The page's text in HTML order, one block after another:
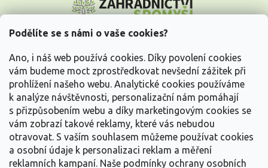
Podělíte se s námi o vaše cookies?
Ano, i náš web používá cookies. Díky povolení cookies
vám budeme moct zprostředkovat nevšední zážitek při
prohlížení našeho webu. Analytické cookies používáme
k analýze návštěvnosti, personalizační nám pomáhají
s přizpůsobením webu a díky marketingovým cookies se
vám zobrazí takové reklamy, které vás nebudou
otravovat. S vaším souhlasem můžeme používat cookies
a osobní údaje k personalizaci reklam a měření
reklamních kampaní. Naše podmínky ochrany osobních
p
Vše o nákupu
Informace pro Vás
Kontakujte nás